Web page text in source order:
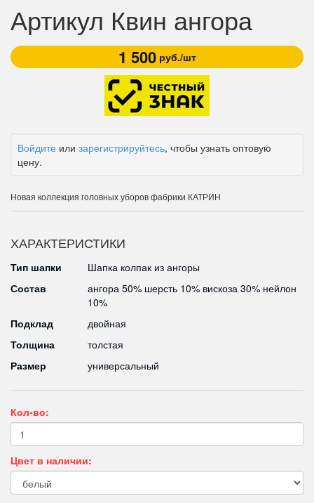
Артикул Квин ангора
1 500руб./шт
Войдите или зарегистрируйтесь, чтобы узнать оптовую
цену.
Новая коллекция головных уборов фабрики КАТРИН
ХАРАКТЕРИСТИКИ
Тип шапки
Шапка колпак из ангоры
Состав
ангора 50% шерсть 10% вискоза 30% нейлон
10%
Подклад
двойная
Толщина
толстая
Размер
универсальный
Кол-во:
Цвет в наличии: